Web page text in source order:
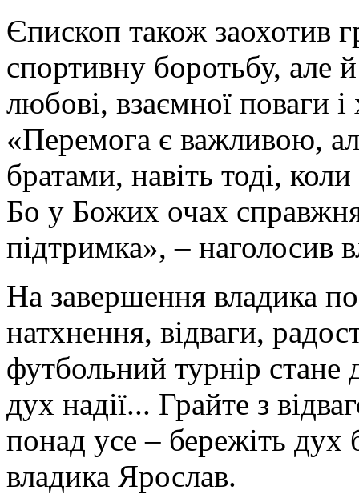
Єпископ також заохотив
спортивну боротьбу, але
любові, взаємної поваги і
«Перемога є важливою,
братами, навіть тоді,
Бо у Божих очах
підтримка», – наголосив
На завершення владика
натхнення, відваги,
футбольний турнір
дух надії... Грайте з
понад усе – бережіть дух
владика Ярослав.